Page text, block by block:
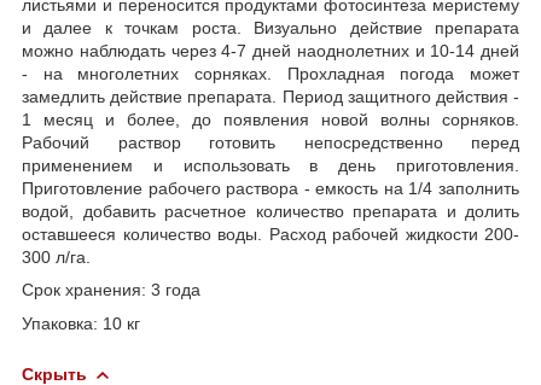
листьями и переносится продуктами фотосинтеза меристему
и далее к точкам роста. Визуально действие препарата
можно наблюдать через 4-7 дней наоднолетних и 10-14 дней
- на многолетних сорняках. Прохладная погода может
замедлить действие препарата. Период защитного действия -
1 месяц и более, до появления новой волны сорняков.
Рабочий раствор готовить непосредственно перед
применением и использовать в день приготовления.
Приготовление рабочего раствора - емкость на 1/4 заполнить
водой, добавить расчетное количество препарата и долить
оставшееся количество воды. Расход рабочей жидкости 200-
300 л/га.
Срок хранения: 3 года
Упаковка: 10 кг
Скрыть